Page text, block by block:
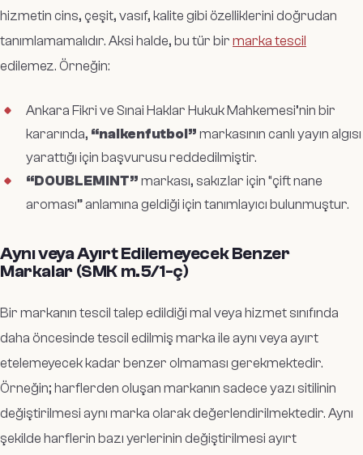
hizmetin cins, çeşit, vasıf, kalite gibi özelliklerini doğrudan
tanımlamamalıdır. Aksi halde, bu tür bir marka tescil
edilemez. Örneğin:
Ankara Fikri ve Sınai Haklar Hukuk Mahkemesi’nin bir
kararında, “nalkenfutbol” markasının canlı yayın algısı
yarattığı için başvurusu reddedilmiştir.
“DOUBLEMINT” markası, sakızlar için “çift nane
aroması” anlamına geldiği için tanımlayıcı bulunmuştur.
Aynı veya Ayırt Edilemeyecek Benzer
Markalar (SMK m.5/1-ç)
Bir markanın tescil talep edildiği mal veya hizmet sınıfında
daha öncesinde tescil edilmiş marka ile aynı veya ayırt
etelemeyecek kadar benzer olmaması gerekmektedir.
Örneğin; harflerden oluşan markanın sadece yazı sitilinin
değiştirilmesi aynı marka olarak değerlendirilmektedir. Aynı
şekilde harflerin bazı yerlerinin değiştirilmesi ayırt